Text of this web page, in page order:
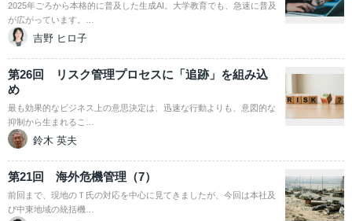
2025年ごろから本格的に普及した生成AI。大学教育でも、急速に普及
が広がっています。…
吉野 ヒロ子
第26回 リスク管理プロセスに「追跡」を組み込
め
最も効果的なビジネス上の意思決定は、迅速な行動よりも、意図的な
抑制から生まれるこ…
鈴木 英夫
第21回 海外危機管理（7）
前回まで、現地のＴ氏の対応を中心に見てきましたが、今回は本社及
び中東地域の統括機…